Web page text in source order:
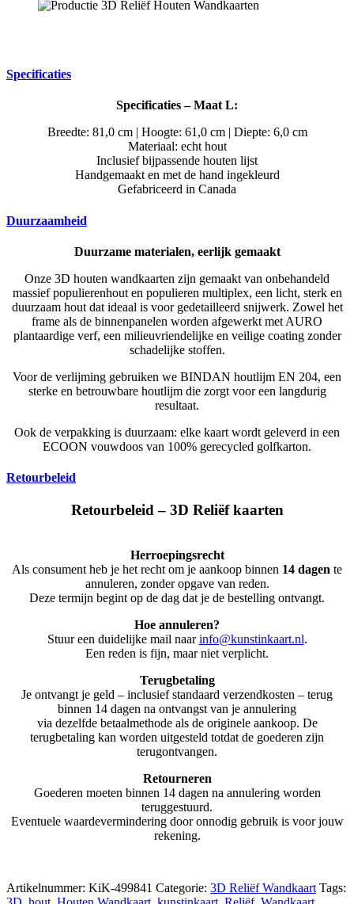
Specificaties
Specificaties – Maat L:
Breedte: 81,0 cm | Hoogte: 61,0 cm | Diepte: 6,0 cm
Materiaal: echt hout
Inclusief bijpassende houten lijst
Handgemaakt en met de hand ingekleurd
Gefabriceerd in Canada
Duurzaamheid
Duurzame materialen, eerlijk gemaakt
Onze 3D houten wandkaarten zijn gemaakt van onbehandeld
massief populierenhout en populieren multiplex, een licht, sterk en
duurzaam hout dat ideaal is voor gedetailleerd snijwerk. Zowel het
frame als de binnenpanelen worden afgewerkt met AURO
plantaardige verf, een milieuvriendelijke en veilige coating zonder
schadelijke stoffen.
Voor de verlijming gebruiken we BINDAN houtlijm EN 204, een
sterke en betrouwbare houtlijm die zorgt voor een langdurig
resultaat.
Ook de verpakking is duurzaam: elke kaart wordt geleverd in een
ECOON vouwdoos van 100% gerecycled golfkarton.
Retourbeleid
Retourbeleid – 3D Reliëf kaarten
Herroepingsrecht
Als consument heb je het recht om je aankoop binnen 14 dagen te
annuleren, zonder opgave van reden.
Deze termijn begint op de dag dat je de bestelling ontvangt.
Hoe annuleren?
Stuur een duidelijke mail naarinfo@kunstinkaart.nl.
Een reden is fijn, maar niet verplicht.
Terugbetaling
Je ontvangt je geld – inclusief standaard verzendkosten – terug
binnen 14 dagen na ontvangst van je annulering
via dezelfde betaalmethode als de originele aankoop. De
terugbetaling kan worden uitgesteld totdat de goederen zijn
terugontvangen.
Retourneren
Goederen moeten binnen 14 dagen na annulering worden
teruggestuurd.
Eventuele waardevermindering door onnodig gebruik is voor jouw
rekening.
Artikelnummer: KiK-499841 Categorie: 3D Reliëf Wandkaart Tags: